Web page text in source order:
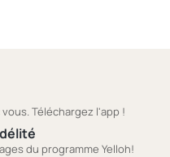
Téléchargez l'app !
du programme Yelloh!